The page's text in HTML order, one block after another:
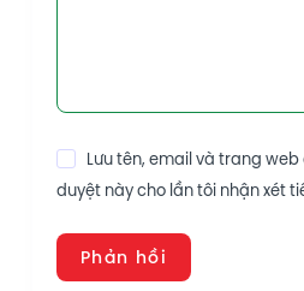
Lưu tên, email và trang
duyệt này cho lần tôi nhận xét
Phản hồi